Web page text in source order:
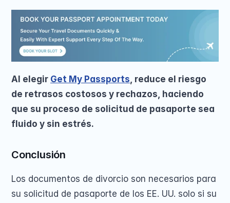
Al elegir Get My Passports, reduce el riesgo
de retrasos costosos y rechazos, haciendo
que su proceso de solicitud de pasaporte sea
fluido y sin estrés.
Conclusión
Los documentos de divorcio son necesarios para
su solicitud de pasaporte de los EE. UU. solo si su